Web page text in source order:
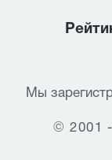
Мы
© 2001